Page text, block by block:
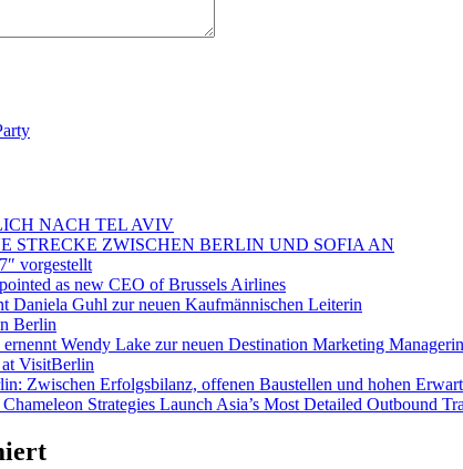
NACH TEL AVIV
STRECKE ZWISCHEN BERLIN UND SOFIA AN
vorgestellt
as new CEO of Brussels Airlines
Daniela Guhl zur neuen Kaufmännischen Leiterin
Berlin
Wendy Lake zur neuen Destination Marketing Managerin
VisitBerlin
Zwischen Erfolgsbilanz, offenen Baustellen und hohen
Strategies Launch Asia’s Most Detailed Outbound